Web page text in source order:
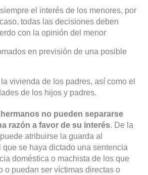
el interés de los menores, por
todas las decisiones deben
con la opinión del menor
en previsión de una posible
vivienda de los padres, así como el
de los hijos y padres.
hermanos no pueden separarse
razón a favor de su interés. De la
atribuirse la guarda al
que se haya dictado una sentencia
doméstica o machista de los que
o puedan ser víctimas directas o